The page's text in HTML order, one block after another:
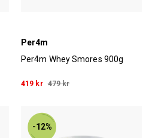
Per4m
Per4m Whey Smores 900g
419 kr 479 kr
-12%